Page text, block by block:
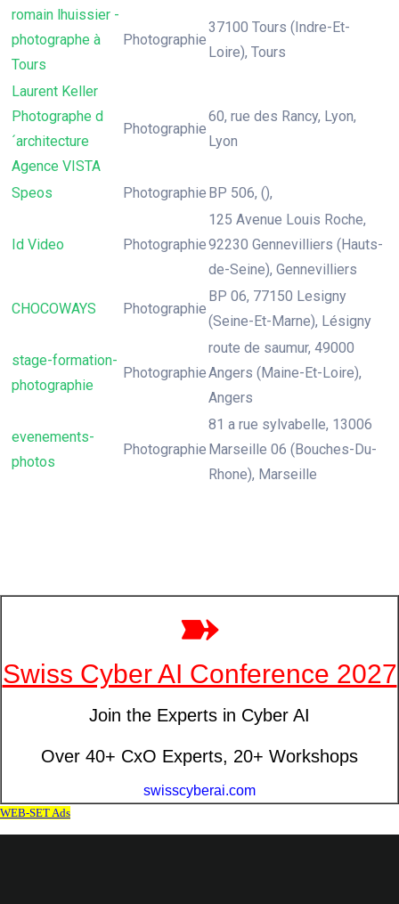
romain lhuissier -
photographe à
Tours
Photographie
37100 Tours (Indre-Et-
Loire), Tours
Laurent Keller
Photographe d
´architecture
Agence VISTA
Photographie
60, rue des Rancy, Lyon,
Lyon
Speos Photographie BP 506, (),
Id Video Photographie
125 Avenue Louis Roche,
92230 Gennevilliers (Hauts-
de-Seine), Gennevilliers
CHOCOWAYS Photographie
BP 06, 77150 Lesigny
(Seine-Et-Marne), Lésigny
stage-formation-
photographie
Photographie
route de saumur, 49000
Angers (Maine-Et-Loire),
Angers
evenements-
photos
Photographie
81 a rue sylvabelle, 13006
Marseille 06 (Bouches-Du-
Rhone), Marseille